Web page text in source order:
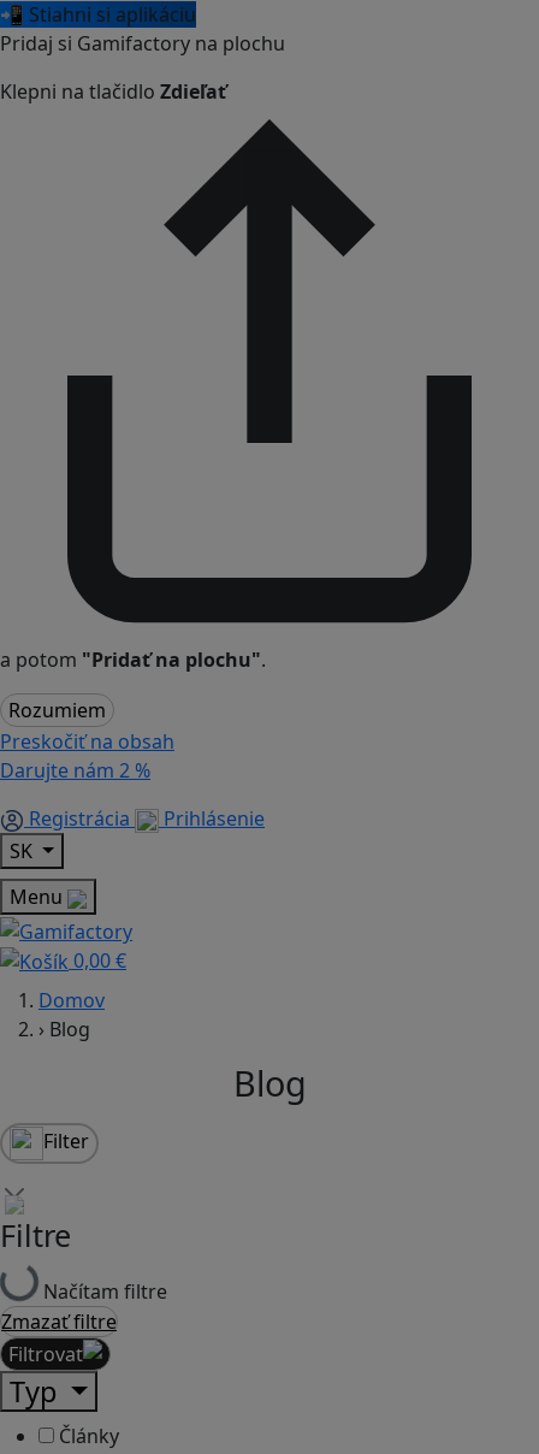
📲 Stiahni si aplikáciu
Pridaj si Gamifactory na plochu
Klepni na tlačidlo Zdieľať
a potom "Pridať na plochu".
Rozumiem
Preskočiť na obsah
Darujte nám 2 %
Registrácia
Prihlásenie
SK
Menu
0,00 €
Domov
› Blog
Blog
Filter
Filtre
Načítam filtre
Zmazať filtre
Filtrovať
Typ
Články